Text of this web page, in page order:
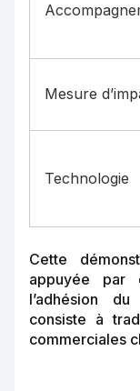
Mesure
Technologie
Cette
appuyée par
l’adhésion
consiste à
commerciales